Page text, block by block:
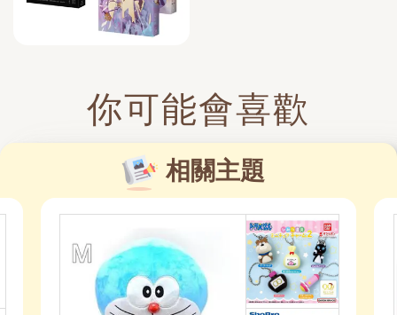
你可能會喜歡
相關主題